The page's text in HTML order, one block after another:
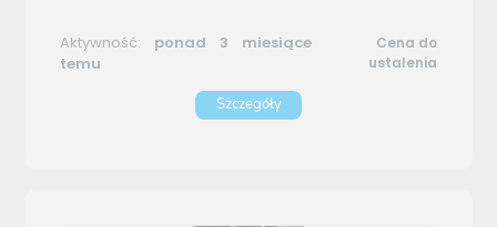
Aktywność: ponad 3 miesiące
temu
Cena do
ustalenia
Szczegóły